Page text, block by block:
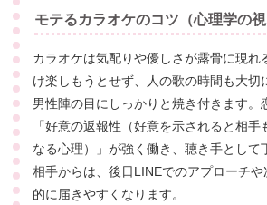
モテるカラオケのコツ（心理学の視
カラオケは気配りや優しさが露骨に現れ
け楽しもうとせず、人の歌の時間も大切
男性陣の目にしっかりと焼き付きます。
「好意の返報性（好意を示されると相手
なる心理）」が強く働き、聴き手として
相手からは、後日LINEでのアプローチや
的に届きやすくなります。